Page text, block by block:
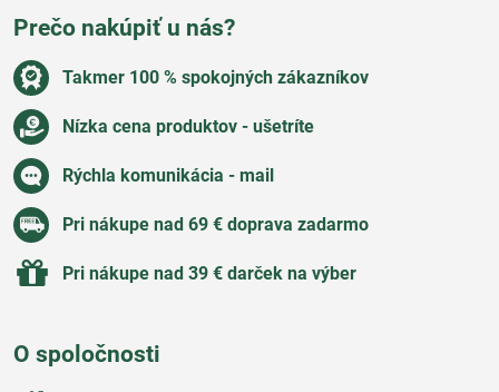
Prečo nakúpiť u nás?
Takmer 100 % spokojných zákazníkov
Nízka cena produktov - ušetríte
Rýchla komunikácia - mail
Pri nákupe nad 69 € doprava zadarmo
Pri nákupe nad 39 € darček na výber
O spoločnosti